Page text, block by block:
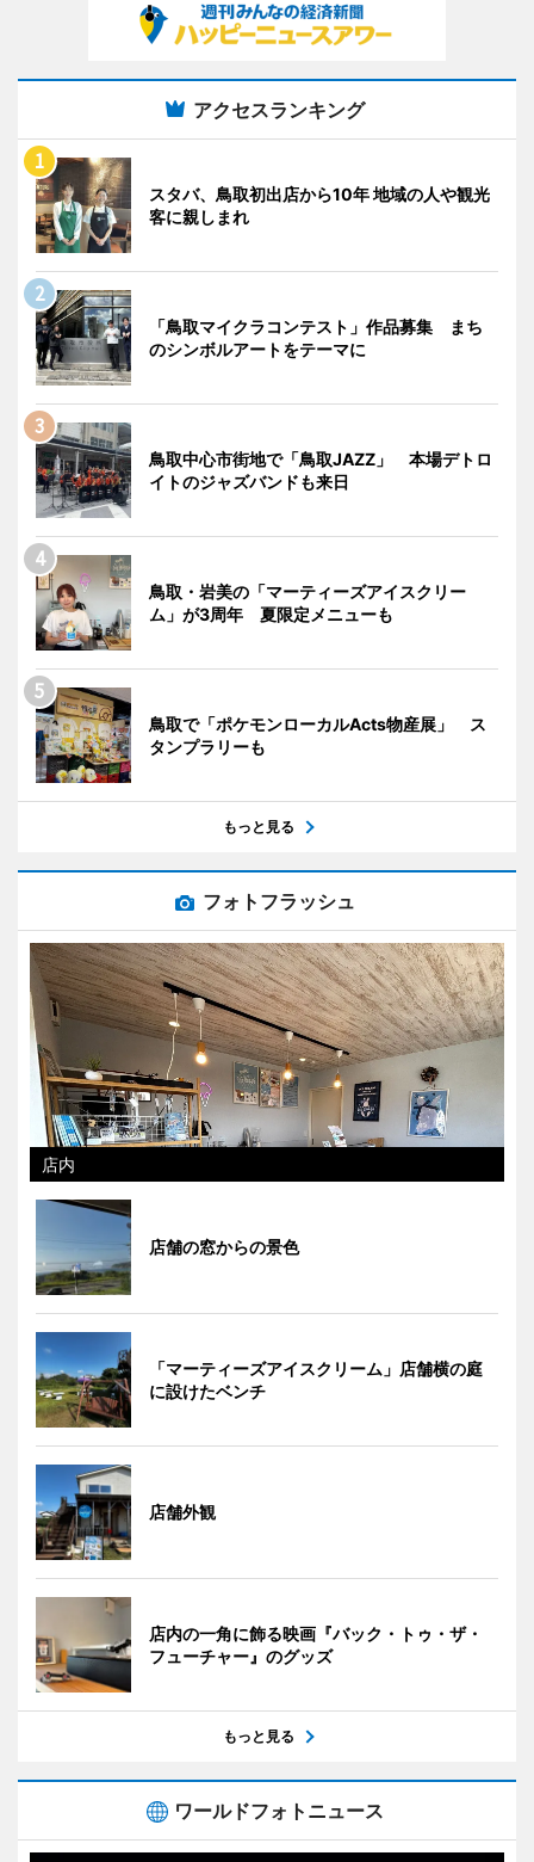
アクセスランキング
スタバ、鳥取初出店から10年 地域の人や観光
客に親しまれ
「鳥取マイクラコンテスト」作品募集 まち
のシンボルアートをテーマに
鳥取中心市街地で「鳥取JAZZ」 本場デトロ
イトのジャズバンドも来日
鳥取・岩美の「マーティーズアイスクリー
ム」が3周年 夏限定メニューも
鳥取で「ポケモンローカルActs物産展」 ス
タンプラリーも
もっと見る
フォトフラッシュ
店内
店舗の窓からの景色
「マーティーズアイスクリーム」店舗横の庭
に設けたベンチ
店舗外観
店内の一角に飾る映画『バック・トゥ・ザ・
フューチャー』のグッズ
もっと見る
ワールドフォトニュース